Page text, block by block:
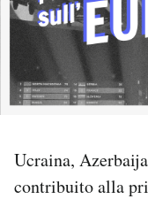
PODCAST
NEWSLETTER
SHOP
Ucraina,
contribuito alla